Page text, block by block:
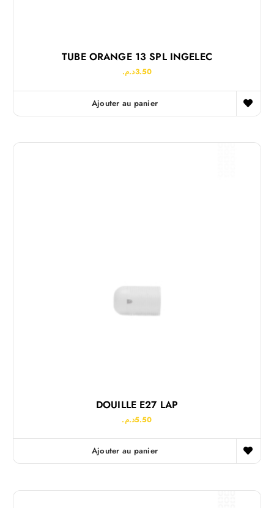
TUBE ORANGE 13 SPL INGELEC
3.50د.م.
Ajouter au panier
DOUILLE E27 LAP
5.50د.م.
Ajouter au panier